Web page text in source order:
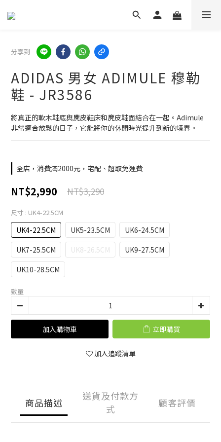
分享到
ADIDAS 男女 ADIMULE 穆勒
鞋 - JR3586
將真正的軟木鞋底與麂皮鞋床和麂皮鞋面結合在一起。Adimule
非常適合放鬆的日子，它能將你的休閒時光提升到新的境界。
全店，消費滿2000元，宅配、超取免運費
NT$2,990 NT$3,290
尺寸 : UK4-22.5CM
UK4-22.5CM UK5-23.5CM
UK6-24.5CM
UK7-25.5CM
UK8-26.5CM
UK9-27.5CM
UK10-28.5CM
數量
加入購物車 立即購買
加入追蹤清單
商品描述
送貨及付款方
式
顧客評價